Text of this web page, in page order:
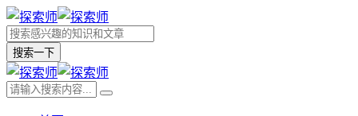
搜索一下